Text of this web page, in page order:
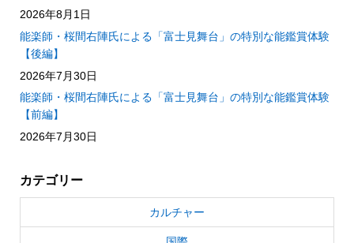
2026年8月1日
能楽師・桜間右陣氏による「富士見舞台」の特別な能鑑賞体験
【後編】
2026年7月30日
能楽師・桜間右陣氏による「富士見舞台」の特別な能鑑賞体験
【前編】
2026年7月30日
カテゴリー
カルチャー